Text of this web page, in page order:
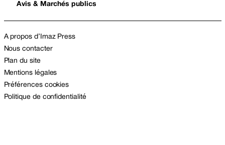
Avis & Marchés publics
A propos d’Imaz Press
Nous contacter
Plan du site
Mentions légales
Préférences cookies
Politique de confidentialité